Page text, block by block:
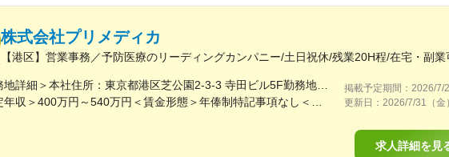
株式会社プリメディカ
【港区】営業事務／予防医療のリーディングカンパニー/土日祝休/残業20H程/在宅・副業
＜勤務地詳細＞本社住所：東京都港区芝公園2-3-3 寺田ビル5F勤務地最寄駅：都営大江戸線／大門駅受動喫煙対策：屋内全面禁煙変更の範囲：会社の定める事業所（リモートワーク含む）
＜予定年収＞400万円～540万円＜賃金形態＞年俸制特記事項なし＜賃金内訳＞年額（基本給）：3,210,000円～4,653,360円固定残業手当/月：65,462円～112,220円（固定残業時間30時間0分/月）超過した時間外労働の残業手当は追加支給＜月額＞332,962円～500,000円（12分割）（一律手当を含む）＜昇給有無＞有＜残業手当＞有賃金はあくまでも目安の金額であり、選考を通じて上下する可能性があります。月給(月額)は固定手当を含めた表記です。
掲載予定期間： 2026/7/
更新日： 2026/7/31（金）
求人詳細を見